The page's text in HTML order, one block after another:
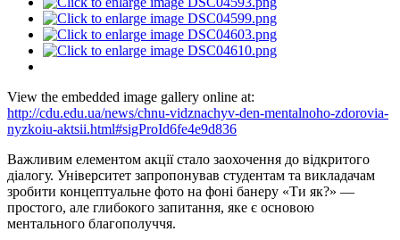
View the embedded image gallery online at:
http://cdu.edu.ua/news/chnu-vidznachyv-den-mentalnoho-zdorovia-
nyzkoiu-aktsii.html#sigProId6fe4e9d836
Важливим елементом акції стало заохочення до відкритого
діалогу. Університет запропонував студентам та викладачам
зробити концептуальне фото на фоні банеру «Ти як?» —
простого, але глибокого запитання, яке є основою
ментального благополуччя.